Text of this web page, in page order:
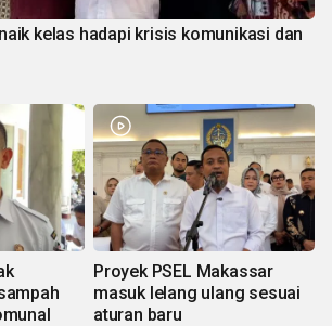
kelas hadapi krisis komunikasi dan
Proyek PSEL Makassar
masuk lelang ulang sesuai
aturan baru